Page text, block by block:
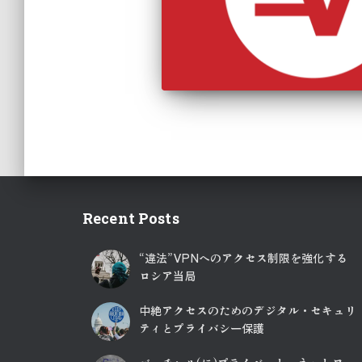
Recent Posts
“違法”VPNへのアクセス制限を強化する
ロシア当局
中絶アクセスのためのデジタル・セキュリ
ティとプライバシー保護